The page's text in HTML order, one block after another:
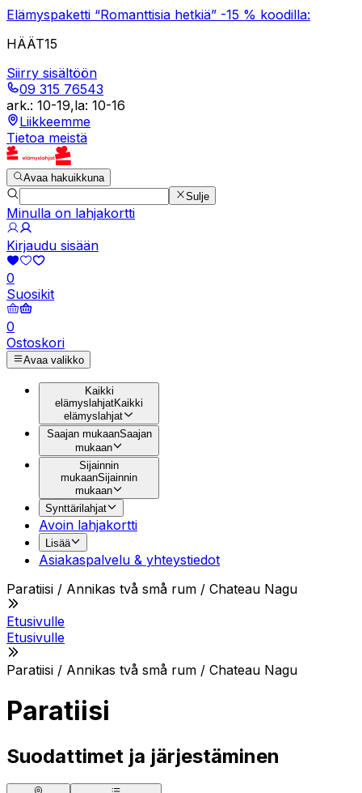
Elämyspaketti “Romanttisia hetkiä” -15 % koodilla:
HÄÄT15
Siirry sisältöön
09 315 76543
ark.: 10-19,la: 10-16
Liikkeemme
Tietoa meistä
Avaa hakuikkuna
Sulje
Minulla on lahjakortti
Kirjaudu sisään
0
Suosikit
0
Ostoskori
Avaa valikko
Kaikki
elämyslahjatKaikki
elämyslahjat
Saajan mukaanSaajan
mukaan
Sijainnin
mukaanSijainnin
mukaan
Synttärilahjat
Avoin lahjakortti
Lisää
Asiakaspalvelu & yhteystiedot
Paratiisi / Annikas två små rum / Chateau Nagu
Etusivulle
Etusivulle
Paratiisi / Annikas två små rum / Chateau Nagu
Paratiisi
Suodattimet ja järjestäminen